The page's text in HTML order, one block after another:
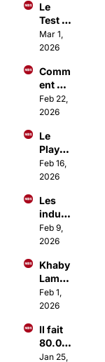
totale
ment
fou)
Le
Test
Sangu
in
tout
Paris
parle
Mar 1,
2026
Comm
ent
Investi
r
e les
1% ?
Feb 22,
2026
Le
Playb
ook
d'Ous
Amma
r pour
lancer
des
ess à
+1M€
Feb 16,
2026
Les
indust
ries
qui
décoll
er en
2026
Feb 9,
2026
Khaby
Lame
vend
sa
1Mds$
Feb 1,
2026
Il fait
80.00
0€/mo
Jan 25,